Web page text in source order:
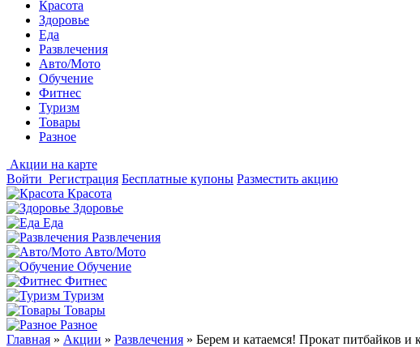
Красота
Здоровье
Еда
Развлечения
Авто/Мото
Обучение
Фитнес
Туризм
Товары
Разное
Акции на карте
Войти Регистрация Бесплатные купоны Разместить акцию
Красота
Здоровье
Еда
Развлечения
Авто/Мото
Обучение
Фитнес
Туризм
Товары
Разное
Главная » Акции » Развлечения » Берем и катаемся! Прокат питбайков